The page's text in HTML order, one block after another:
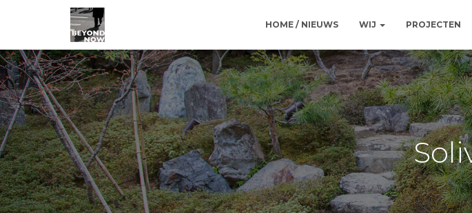
HOME / NIEUWS WIJ PROJECTEN